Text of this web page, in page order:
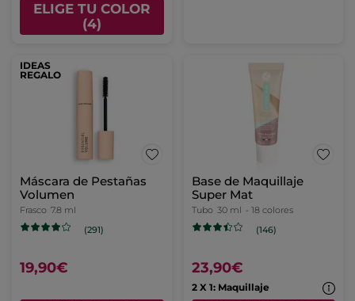
ELIGE TU COLOR
(4)
IDEAS
REGALO
Máscara de Pestañas
Volumen
Frasco 7.8 ml
(291)
19,90€
Base de Maquillaje
Super Mat
Tubo 30 ml - 18 colores
(146)
23,90€
2 X 1: Maquillaje